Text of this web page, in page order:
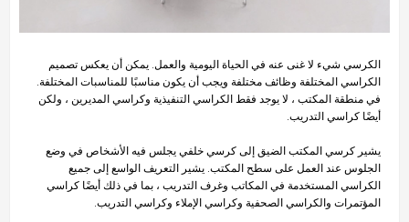
الكرسي شيء لا غنى عنه في الحياة اليومية والعمل. يمكن أن يعكس تصميم
الكراسي المختلفة وظائف مختلفة ويجب أن يكون مناسبًا للمناسبات المختلفة.
في منطقة المكتب ، لا يوجد فقط الكراسي التنفيذية وكراسي المديرين ، ولكن
أيضًا كراسي التدريب.
يشير كرسي المكتب الضيق إلى كرسي خلفي يجلس فيه الأشخاص في وضع
الجلوس عند العمل على سطح المكتب. يشير التعريف الواسع إلى جميع
الكراسي المستخدمة في المكاتب وغرف التدريب ، بما في ذلك أيضًا كراسي
المؤتمرات والكراسي الصحفية وكراسي الإملاء وكراسي التدريب.